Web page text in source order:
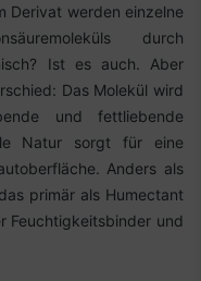
Derivat werden einzelne
durch
Ist es auch. Aber
Das Molekül wird
und fettliebende
Natur sorgt für eine
Anders als
primär als Humectant
Feuchtigkeitsbinder und